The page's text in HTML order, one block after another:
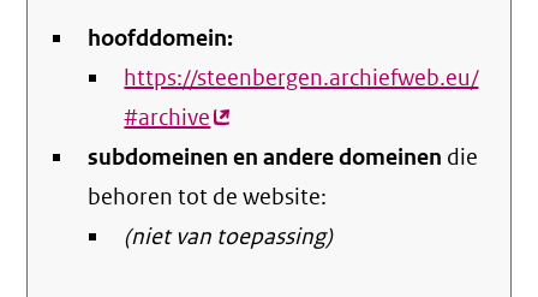
hoofddomein:
https://steenbergen.archiefweb.eu/
#archive(externe
link)
subdomeinen en andere domeinen die
behoren tot de website:
(niet van toepassing)